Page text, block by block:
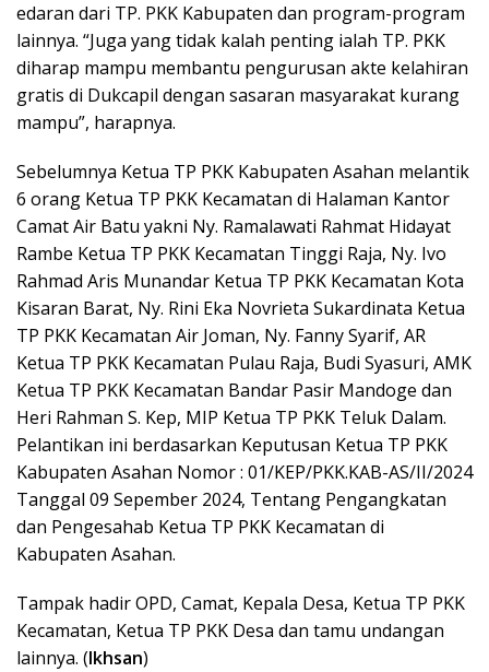
edaran dari TP. PKK Kabupaten dan program-program
lainnya. “Juga yang tidak kalah penting ialah TP. PKK
diharap mampu membantu pengurusan akte kelahiran
gratis di Dukcapil dengan sasaran masyarakat kurang
mampu”, harapnya.
Sebelumnya Ketua TP PKK Kabupaten Asahan melantik
6 orang Ketua TP PKK Kecamatan di Halaman Kantor
Camat Air Batu yakni Ny. Ramalawati Rahmat Hidayat
Rambe Ketua TP PKK Kecamatan Tinggi Raja, Ny. Ivo
Rahmad Aris Munandar Ketua TP PKK Kecamatan Kota
Kisaran Barat, Ny. Rini Eka Novrieta Sukardinata Ketua
TP PKK Kecamatan Air Joman, Ny. Fanny Syarif, AR
Ketua TP PKK Kecamatan Pulau Raja, Budi Syasuri, AMK
Ketua TP PKK Kecamatan Bandar Pasir Mandoge dan
Heri Rahman S. Kep, MIP Ketua TP PKK Teluk Dalam.
Pelantikan ini berdasarkan Keputusan Ketua TP PKK
Kabupaten Asahan Nomor : 01/KEP/PKK.KAB-AS/II/2024
Tanggal 09 Sepember 2024, Tentang Pengangkatan
dan Pengesahab Ketua TP PKK Kecamatan di
Kabupaten Asahan.
Tampak hadir OPD, Camat, Kepala Desa, Ketua TP PKK
Kecamatan, Ketua TP PKK Desa dan tamu undangan
lainnya. (Ikhsan)